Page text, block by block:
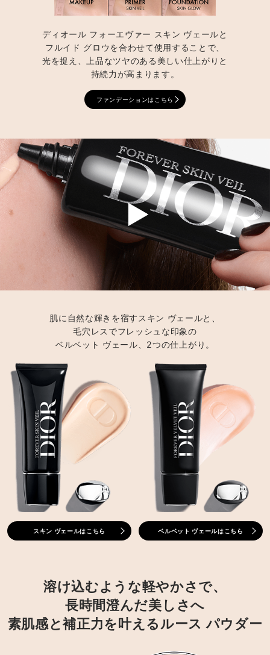
ディオール フォーエヴァー スキン ヴェールと
フルイド グロウを合わせて使用することで、
光を捉え、上品なツヤのある美しい仕上がりと
持続力が高まります。
ファンデーションはこちら
肌に自然な輝きを宿すスキン ヴェールと、
毛穴レスでフレッシュな印象の
ベルベット ヴェール、2つの仕上がり。
スキン ヴェールはこちら ベルベット ヴェールはこちら
溶け込むような軽やかさで、
長時間澄んだ美しさへ
素肌感と補正力を叶えるルース パウダー